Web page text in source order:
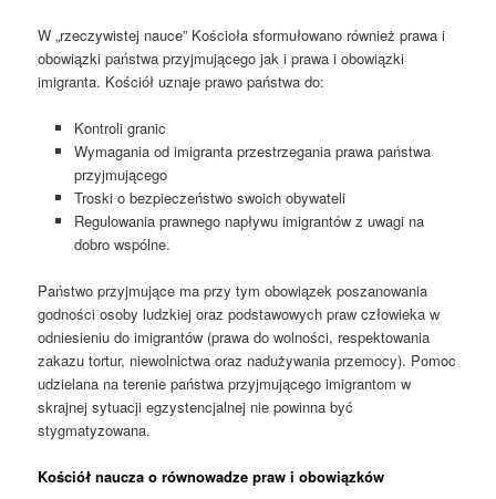
W „rzeczywistej nauce” Kościoła sformułowano również prawa i
obowiązki państwa przyjmującego jak i prawa i obowiązki
imigranta. Kościół uznaje prawo państwa do:
Kontroli granic
Wymagania od imigranta przestrzegania prawa państwa
przyjmującego
Troski o bezpieczeństwo swoich obywateli
Regulowania prawnego napływu imigrantów z uwagi na
dobro wspólne.
Państwo przyjmujące ma przy tym obowiązek poszanowania
godności osoby ludzkiej oraz podstawowych praw człowieka w
odniesieniu do imigrantów (prawa do wolności, respektowania
zakazu tortur, niewolnictwa oraz nadużywania przemocy). Pomoc
udzielana na terenie państwa przyjmującego imigrantom w
skrajnej sytuacji egzystencjalnej nie powinna być
stygmatyzowana.
Kościół naucza o równowadze praw i obowiązków